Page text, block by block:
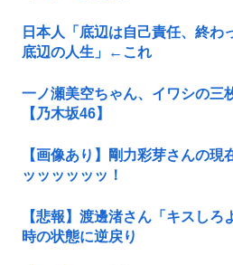
日本人「底辺は自己責任、終わ
底辺の人生」←これ
一ノ瀬美空ちゃん、イワシの三
【乃木坂46】
【画像あり】剛力彩芽さんの現
ッッッッッッ！
【悲報】渡邊渚さん「キスし
時の状態に逆戻り